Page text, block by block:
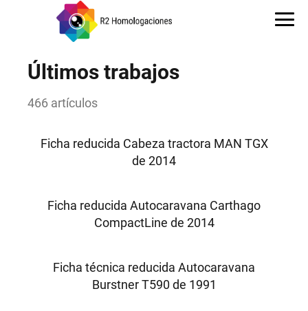
Últimos trabajos
466 artículos
Ficha reducida Cabeza tractora MAN TGX
de 2014
Ficha reducida Autocaravana Carthago
CompactLine de 2014
Ficha técnica reducida Autocaravana
Burstner T590 de 1991